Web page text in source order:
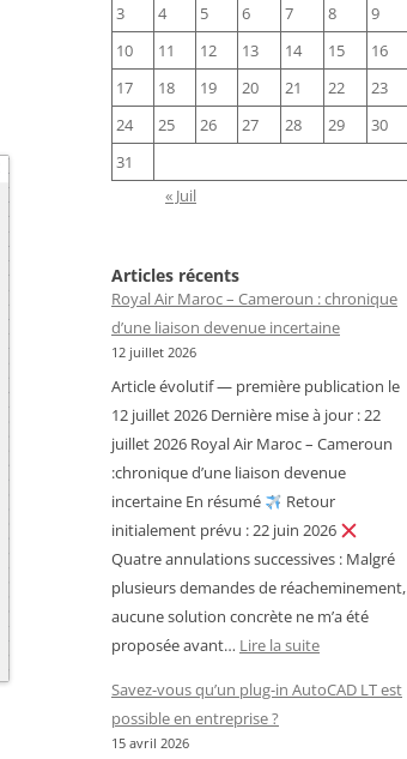
3
4 5 6 7 8
9
10
11 12 13 14 15
16
17
18 19 20 21 22
23
24
25 26 27 28 29
30
31
« Juil
Articles récents
Royal Air Maroc – Cameroun : chronique
d’une liaison devenue incertaine
12 juillet 2026
Article évolutif — première publication le
12 juillet 2026 Dernière mise à jour : 22
juillet 2026 Royal Air Maroc – Cameroun
:chronique d’une liaison devenue
incertaine En résumé
Retour
initialement prévu : 22 juin 2026
Quatre annulations successives : Malgré
plusieurs demandes de réacheminement,
aucune solution concrète ne m’a été
proposée avant… Lire la suite:
Air
Savez-vous qu’un plug-in AutoCAD LT est
possible en entreprise ?
15 avril 2026